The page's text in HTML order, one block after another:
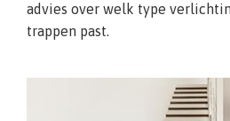
advies over welk type
trappen past.